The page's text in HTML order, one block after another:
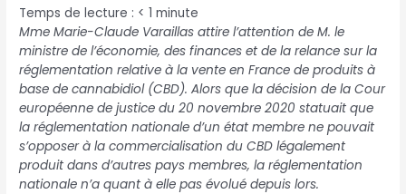
Temps de lecture : < 1 minute
Mme Marie-Claude Varaillas attire l’attention de M. le
ministre de l’économie, des finances et de la relance sur la
réglementation relative à la vente en France de produits à
base de cannabidiol (CBD). Alors que la décision de la Cour
européenne de justice du 20 novembre 2020 statuait que
la réglementation nationale d’un état membre ne pouvait
s’opposer à la commercialisation du CBD légalement
produit dans d’autres pays membres, la réglementation
nationale n’a quant à elle pas évolué depuis lors.